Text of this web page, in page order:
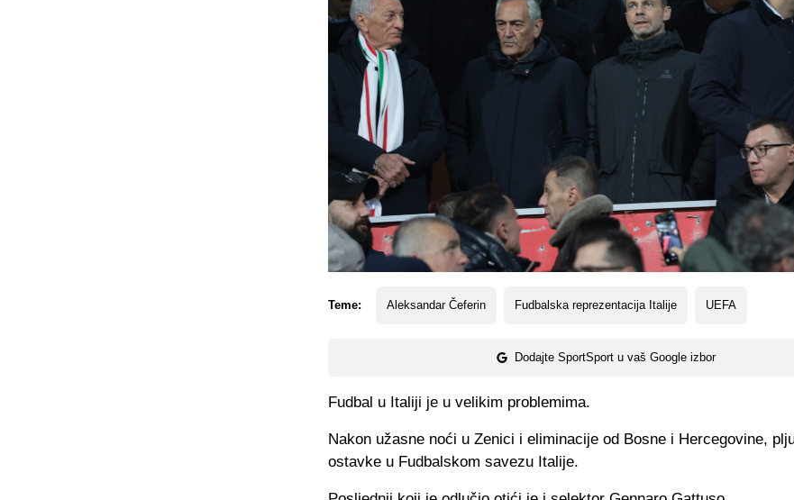
Teme: Aleksandar Čeferin Fudbalska reprezentacija Italije UEFA
Dodajte SportSport u vaš Google izbor
Fudbal u Italiji je u velikim problemima.
Nakon užasne noći u Zenici i eliminacije od Bosne i Hercegovine,
ostavke u Fudbalskom savezu Italije.